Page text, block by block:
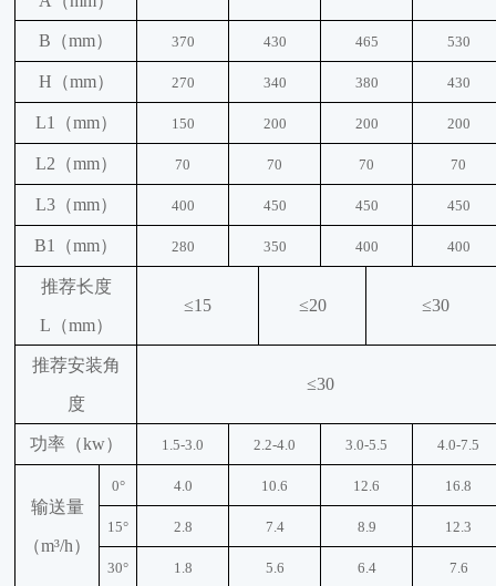
B（mm） 370 430 465 530
H（mm） 270 340 380 430
L1（mm） 150 200 200 200
L2（mm） 70 70 70 70
L3（mm） 400 450 450 450
B1（mm） 280 350 400 400
推荐长度
L（mm）
≤15 ≤20 ≤30
推荐安装角
度
≤30
功率（kw） 1.5-3.0 2.2-4.0 3.0-5.5 4.0-7.5
输送量
（m³/h）
0° 4.0 10.6 12.6 16.8
15° 2.8 7.4 8.9 12.3
30° 1.8 5.6 6.4 7.6